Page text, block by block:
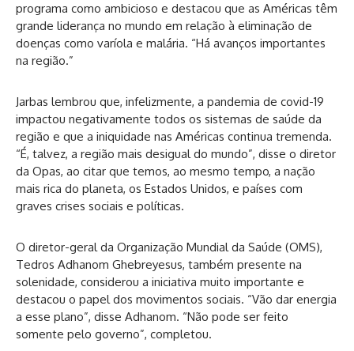
programa como ambicioso e destacou que as Américas têm
grande liderança no mundo em relação à eliminação de
doenças como varíola e malária. “Há avanços importantes
na região.”
Jarbas lembrou que, infelizmente, a pandemia de covid-19
impactou negativamente todos os sistemas de saúde da
região e que a iniquidade nas Américas continua tremenda.
“É, talvez, a região mais desigual do mundo”, disse o diretor
da Opas, ao citar que temos, ao mesmo tempo, a nação
mais rica do planeta, os Estados Unidos, e países com
graves crises sociais e políticas.
O diretor-geral da Organização Mundial da Saúde (OMS),
Tedros Adhanom Ghebreyesus, também presente na
solenidade, considerou a iniciativa muito importante e
destacou o papel dos movimentos sociais. “Vão dar energia
a esse plano”, disse Adhanom. “Não pode ser feito
somente pelo governo”, completou.